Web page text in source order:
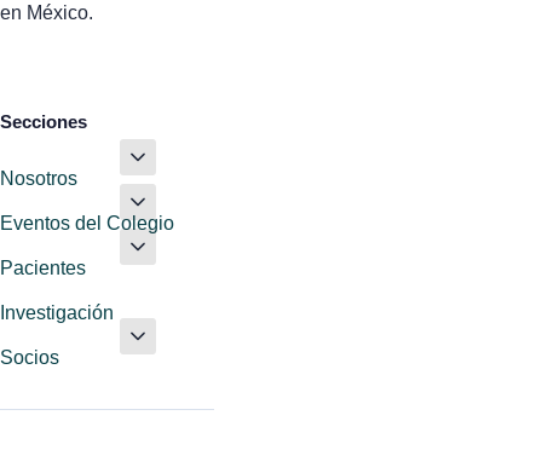
en México.
Secciones
Nosotros
Eventos del Colegio
Pacientes
Investigación
Socios